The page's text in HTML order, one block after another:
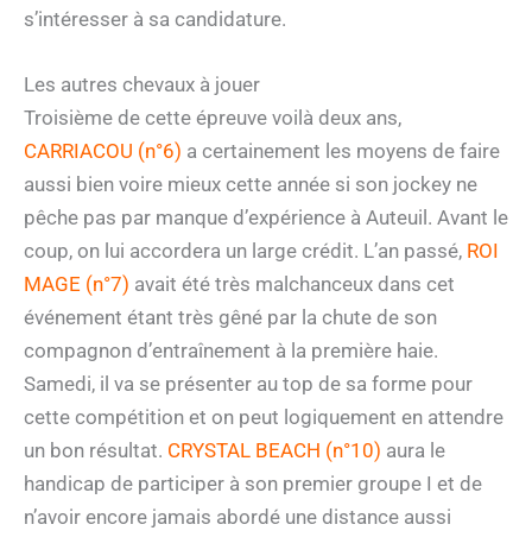
s’intéresser à sa candidature.
Les autres chevaux à jouer
Troisième de cette épreuve voilà deux ans,
CARRIACOU (n°6) a certainement les moyens de faire
aussi bien voire mieux cette année si son jockey ne
pêche pas par manque d’expérience à Auteuil. Avant le
coup, on lui accordera un large crédit. L’an passé, ROI
MAGE (n°7) avait été très malchanceux dans cet
événement étant très gêné par la chute de son
compagnon d’entraînement à la première haie.
Samedi, il va se présenter au top de sa forme pour
cette compétition et on peut logiquement en attendre
un bon résultat. CRYSTAL BEACH (n°10) aura le
handicap de participer à son premier groupe I et de
n’avoir encore jamais abordé une distance aussi